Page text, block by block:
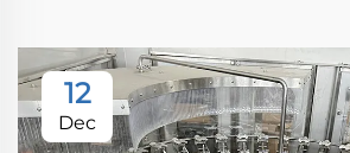
12
Dec